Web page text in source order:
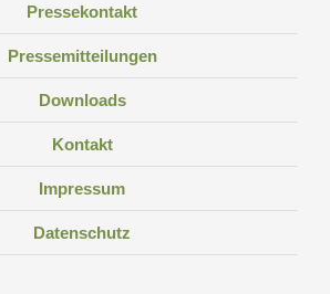
Pressekontakt
Pressemitteilungen
Downloads
Kontakt
Impressum
Datenschutz